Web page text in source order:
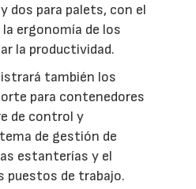
dos para palets, con el
ergonomía de los
la productividad.
también los
para contenedores
de control y
de gestión de
estanterías y el
puestos de trabajo.